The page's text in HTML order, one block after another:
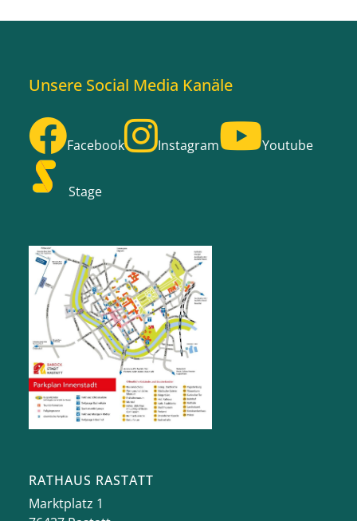
Unsere Social Media Kanäle
Facebook Instagram Youtube
Stage
RATHAUS RASTATT
Marktplatz 1